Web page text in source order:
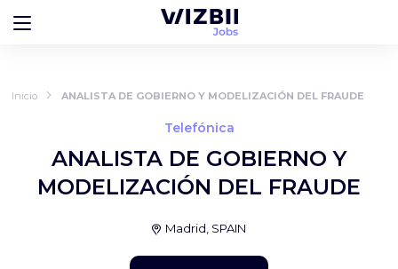
Inicio ANALISTA DE GOBIERNO Y MODELIZACIÓN DEL FRAUDE
Telefónica
ANALISTA DE GOBIERNO Y
MODELIZACIÓN DEL FRAUDE
Madrid, SPAIN